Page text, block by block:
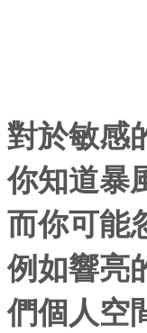
對於敏感
你知道暴
而你可能
例如響亮
們個人空